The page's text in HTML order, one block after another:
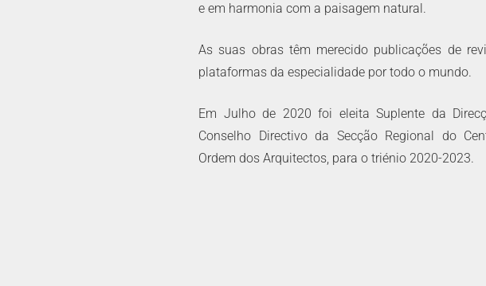
e em harmonia com a paisagem natural.
As suas obras têm merecido publicações de
plataformas da especialidade por todo o mundo.
Em Julho de 2020 foi eleita Suplente da
Conselho Directivo da Secção Regional do
Ordem dos Arquitectos, para o triénio 2020-2023.